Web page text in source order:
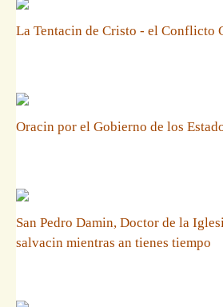
La Tentacin de Cristo - el Conflicto
Oracin por el Gobierno de los
San Pedro Damin, Doctor de la
salvacin mientras an tienes tiempo